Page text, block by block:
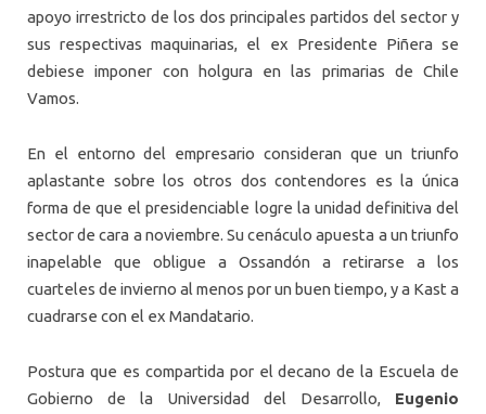
apoyo irrestricto de los dos principales partidos del sector y
sus respectivas maquinarias, el ex Presidente Piñera se
debiese imponer con holgura en las primarias de Chile
Vamos.
En el entorno del empresario consideran que un triunfo
aplastante sobre los otros dos contendores es la única
forma de que el presidenciable logre la unidad definitiva del
sector de cara a noviembre. Su cenáculo apuesta a un triunfo
inapelable que obligue a Ossandón a retirarse a los
cuarteles de invierno al menos por un buen tiempo, y a Kast a
cuadrarse con el ex Mandatario.
Postura que es compartida por el decano de la Escuela de
Gobierno de la Universidad del Desarrollo, Eugenio